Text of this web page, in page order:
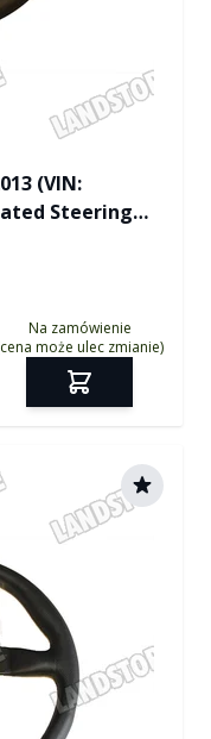
(VIN:
Steering
Na zamówienie
może ulec zmianie)